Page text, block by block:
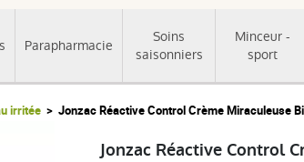
Parapharmacie
Soins
saisonniers
Minceur -
sport
irritée Jonzac Réactive Control Crème Miraculeuse
Jonzac Réactive Control